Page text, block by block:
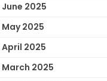
June 2025
May 2025
April 2025
March 2025